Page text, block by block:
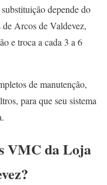
depende do
Arcos de Valdevez,
e troca a cada 3 a 6
de manutenção,
para que seu sistema
VMC da Loja